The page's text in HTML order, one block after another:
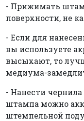
- Прижимать
поверхности, не
- Если для
вы используете
высыхают, то
медиума-
- Нанести
штампа можно
штемпельной